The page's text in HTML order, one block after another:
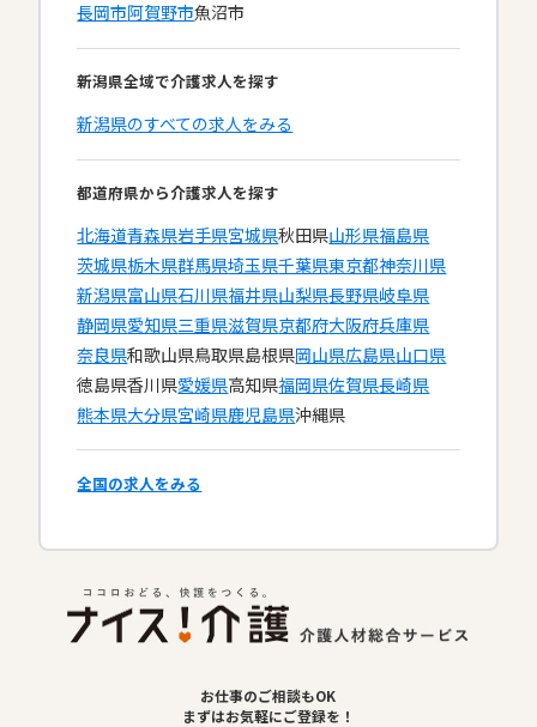
長岡市阿賀野市魚沼市
新潟県全域で介護求人を探す
新潟県のすべての求人をみる
都道府県から介護求人を探す
北海道青森県岩手県宮城県秋田県山形県福島県
茨城県栃木県群馬県埼玉県千葉県東京都神奈川県
新潟県富山県石川県福井県山梨県長野県岐阜県
静岡県愛知県三重県滋賀県京都府大阪府兵庫県
奈良県和歌山県鳥取県島根県岡山県広島県山口県
徳島県香川県愛媛県高知県福岡県佐賀県長崎県
熊本県大分県宮崎県鹿児島県沖縄県
全国の求人をみる
お仕事のご相談もOK
まずはお気軽にご登録を！